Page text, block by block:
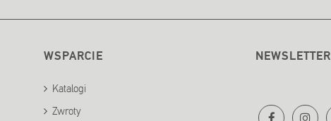
WSPARCIE
Katalogi
Zwroty
NEWSLETTER